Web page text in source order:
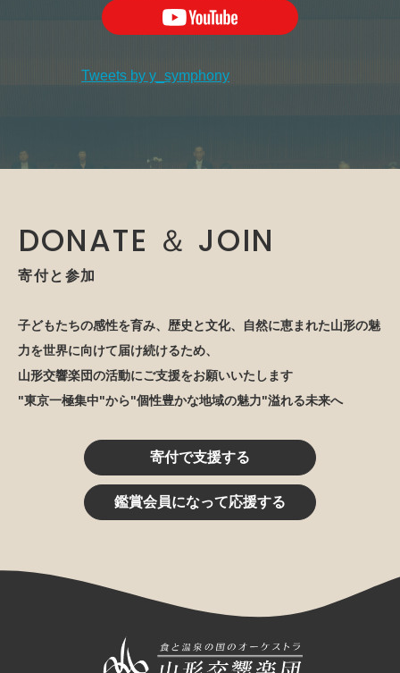
Tweets by y_symphony
DONATE ＆ JOIN
寄付と参加
子どもたちの感性を育み、歴史と文化、自然に恵まれた山形の魅
力を世界に向けて届け続けるため、
山形交響楽団の活動にご支援をお願いいたします
"東京一極集中"から"個性豊かな地域の魅力"溢れる未来へ
寄付で支援する
鑑賞会員になって応援する